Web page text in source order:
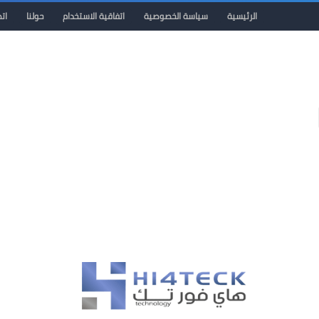
الرئيسية سياسة الخصوصية اتفاقية الاستخدام حولنا